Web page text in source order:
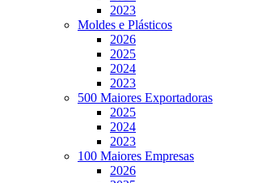
2023
Moldes e Plásticos
2026
2025
2024
2023
500 Maiores Exportadoras
2025
2024
2023
100 Maiores Empresas
2026